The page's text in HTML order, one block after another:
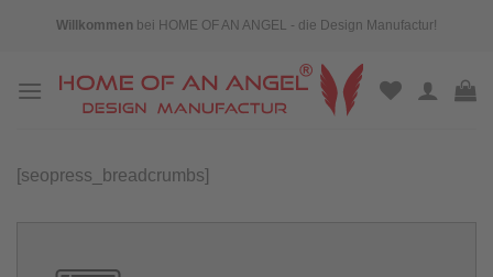
Willkommen bei HOME OF AN ANGEL - die Design Manufactur!
[seopress_breadcrumbs]